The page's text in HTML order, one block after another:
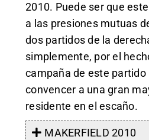
2010. Puede ser que
a las presiones mutuas
dos partidos de la
simplemente, por el
campaña de este partido
convencer a una gran
residente en el escaño.
MAKERFIELD 2010